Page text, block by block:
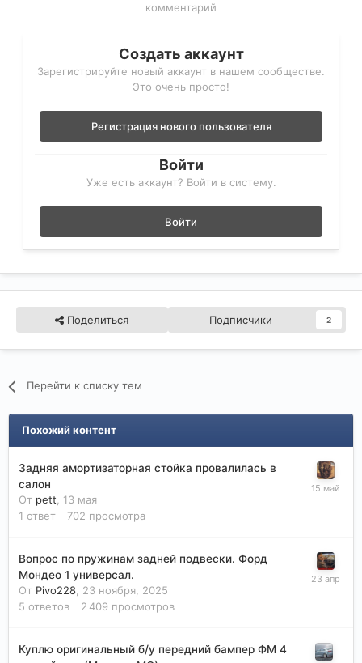
комментарий
Создать аккаунт
Зарегистрируйте новый аккаунт в нашем сообществе.
Это очень просто!
Регистрация нового пользователя
Войти
Уже есть аккаунт? Войти в систему.
Войти
Поделиться Подписчики 2
Перейти к списку тем
Похожий контент
Задняя амортизаторная стойка провалилась в
салон
От pett
13 мая
1 ответ 702 просмотра
Вопрос по пружинам задней подвески. Форд
Мондео 1 универсал.
От Pivo228 23 ноября, 2025
5 ответов 2 409 просмотров
Куплю оригинальный б/у передний бампер ФМ 4